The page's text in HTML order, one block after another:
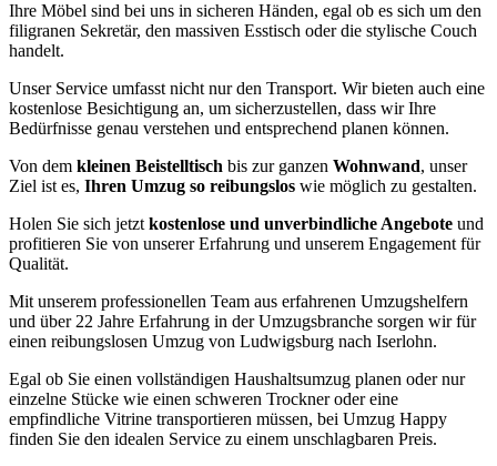
Ihre Möbel sind bei uns in sicheren Händen, egal ob es sich um den
filigranen Sekretär, den massiven Esstisch oder die stylische Couch
handelt.
Unser Service umfasst nicht nur den Transport. Wir bieten auch eine
kostenlose Besichtigung an, um sicherzustellen, dass wir Ihre
Bedürfnisse genau verstehen und entsprechend planen können.
Von dem kleinen Beistelltisch bis zur ganzen Wohnwand, unser
Ziel ist es, Ihren Umzug so reibungslos wie möglich zu gestalten.
Holen Sie sich jetzt kostenlose und unverbindliche Angebote und
profitieren Sie von unserer Erfahrung und unserem Engagement für
Qualität.
Mit unserem professionellen Team aus erfahrenen Umzugshelfern
und über 22 Jahre Erfahrung in der Umzugsbranche sorgen wir für
einen reibungslosen Umzug von Ludwigsburg nach Iserlohn.
Egal ob Sie einen vollständigen Haushaltsumzug planen oder nur
einzelne Stücke wie einen schweren Trockner oder eine
empfindliche Vitrine transportieren müssen, bei Umzug Happy
finden Sie den idealen Service zu einem unschlagbaren Preis.